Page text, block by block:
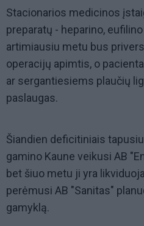
Stacionarios medicinos
preparatų - heparino,
artimiausiu metu bus
operacijų apimtis, o
ar sergantiesiems plaučių
paslaugas.
Šiandien deficitiniais
gamino Kaune veikusi AB
bet šiuo metu ji yra
perėmusi AB "Sanitas"
gamyklą.